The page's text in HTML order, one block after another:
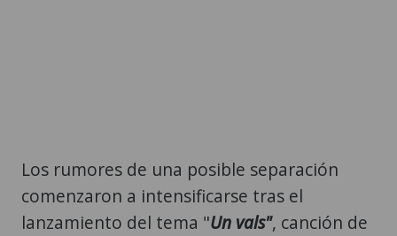
Los rumores de una posible separación
comenzaron a intensificarse tras el
lanzamiento del tema "Un vals", canción de